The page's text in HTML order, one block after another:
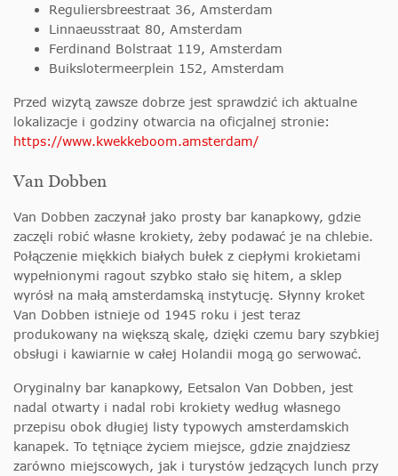
Reguliersbreestraat 36, Amsterdam
Linnaeusstraat 80, Amsterdam
Ferdinand Bolstraat 119, Amsterdam
Buikslotermeerplein 152, Amsterdam
Przed wizytą zawsze dobrze jest sprawdzić ich aktualne
lokalizacje i godziny otwarcia na oficjalnej stronie:
https://www.kwekkeboom.amsterdam/
Van Dobben
Van Dobben zaczynał jako prosty bar kanapkowy, gdzie
zaczęli robić własne krokiety, żeby podawać je na chlebie.
Połączenie miękkich białych bułek z ciepłymi krokietami
wypełnionymi ragout szybko stało się hitem, a sklep
wyrósł na małą amsterdamską instytucję. Słynny kroket
Van Dobben istnieje od 1945 roku i jest teraz
produkowany na większą skalę, dzięki czemu bary szybkiej
obsługi i kawiarnie w całej Holandii mogą go serwować.
Oryginalny bar kanapkowy, Eetsalon Van Dobben, jest
nadal otwarty i nadal robi krokiety według własnego
przepisu obok długiej listy typowych amsterdamskich
kanapek. To tętniące życiem miejsce, gdzie znajdziesz
zarówno miejscowych, jak i turystów jedzących lunch przy